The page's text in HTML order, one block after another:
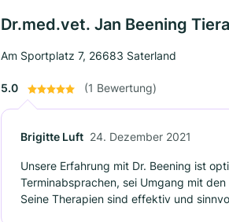
Dr.med.vet. Jan Beening
Am Sportplatz 7, 26683 Saterland
5.0 (1 Bewertung)
Brigitte Luft 24. Dezember 2021
Unsere Erfahrung mit Dr. Beening ist
Terminabsprachen, sei Umgang mit
Seine Therapien sind effektiv und